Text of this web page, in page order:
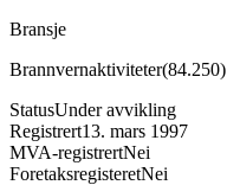
Bransje
Brannvernaktiviteter(84.250)
StatusUnder avvikling
Registrert13. mars 1997
MVA-registrertNei
ForetaksregisteretNei